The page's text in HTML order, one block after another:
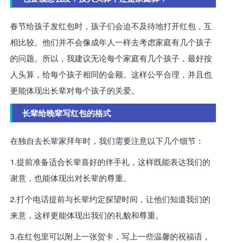
春节给孩子发红包时，孩子们会迫不及待地打开红包，互
相比较。他们并不会像成年人一样去考虑家庭有几个孩子
的问题。所以，我建议无论每个家庭有几个孩子，最好按
人头算，给每个孩子相同的金额。这样公平合理，并且也
更能体现出长辈对每个孩子的关爱。
长辈给晚辈写红包的格式
在独自去长辈家拜年时，我们需要注意以下几个细节：
1.提前准备适合长辈喜好的伴手礼，这样既能表达我们的
谢意，也能体现出对长辈的尊重。
2.打个电话提前与长辈约定探望时间，让他们知道我们的
来意，这样更能体现出我们的礼貌和尊重。
3.在红包里可以附上一张贺卡，写上一些温馨的祝福语，